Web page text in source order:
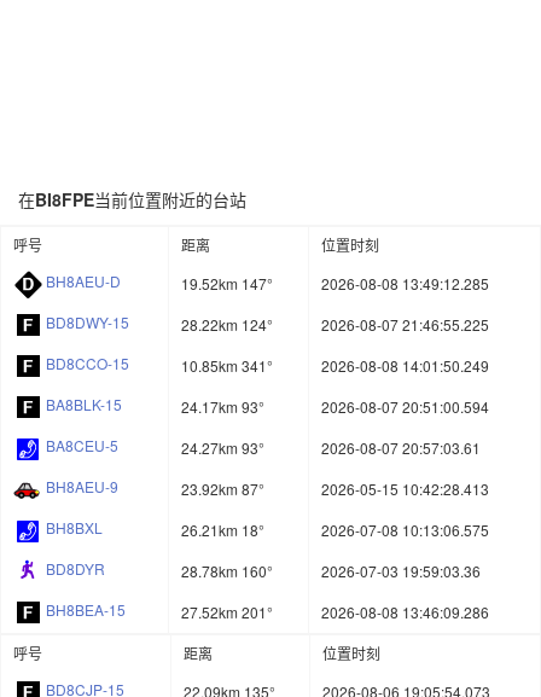
在BI8FPE当前位置附近的台站
呼号 距离
位置时刻
BH8AEU-D
19.52km 147°
2026-08-08 13:49:12.285
BD8DWY-15
28.22km 124°
2026-08-07 21:46:55.225
BD8CCO-15
10.85km 341°
2026-08-08 14:01:50.249
BA8BLK-15
24.17km 93°
2026-08-07 20:51:00.594
BA8CEU-5
24.27km 93°
2026-08-07 20:57:03.61
BH8AEU-9
23.92km 87°
2026-05-15 10:42:28.413
BH8BXL
26.21km 18°
2026-07-08 10:13:06.575
BD8DYR
28.78km 160°
2026-07-03 19:59:03.36
BH8BEA-15
27.52km 201°
2026-08-08 13:46:09.286
呼号
距离
位置时刻
BD8CJP-15
22.09km 135° 2026-08-06 19:05:54.073